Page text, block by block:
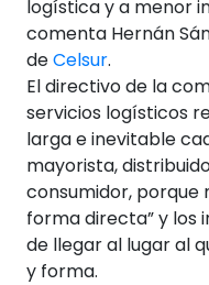
logística y a menor
comenta Hernán
deCelsur.
El directivo de la
servicios logísticos
larga e inevitable
mayorista,
consumidor, porque
forma directa” y los
de llegar al lugar al
y forma.